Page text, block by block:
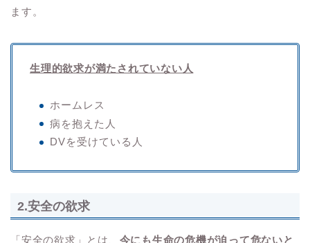
ます。
生理的欲求が満たされていない人
ホームレス
病を抱えた人
DVを受けている人
2.安全の欲求
「安全の欲求」とは、 今にも生命の危機が迫って危ないと